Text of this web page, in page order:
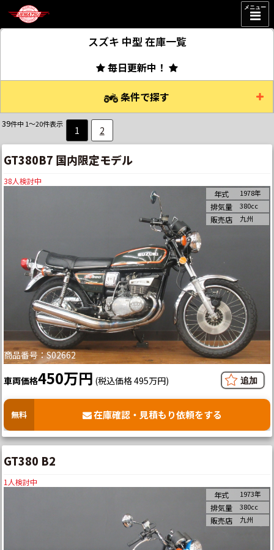
メニュー
スズキ 中型在庫一覧
毎日更新中！
条件で探す
39件中 1～20件表示
1 2
GT380B7 国内限定モデル
38人検討中
商品番号：S02662
年式 1978年
排気量 380cc
販売店 九州
車両価格450万円 (税込価格 495万円)
無料 在庫確認・見積もり依頼をする
GT380 B2
1 人検討中
年式 1973年
排気量 380cc
販売店 九州